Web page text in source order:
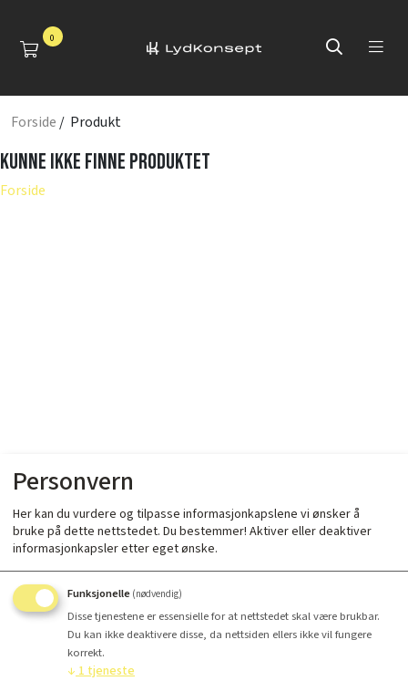
0
Forside / Produkt
Kunne ikke finne produktet
Forside
Personvern
Her kan du vurdere og tilpasse informasjonkapslene vi ønsker å
bruke på dette nettstedet. Du bestemmer! Aktiver eller deaktiver
informasjonkapsler etter eget ønske.
Funksjonelle (nødvendig)
Disse tjenestene er essensielle for at nettstedet skal være brukbar.
Du kan ikke deaktivere disse, da nettsiden ellers ikke vil fungere
korrekt.
↓ 1 tjeneste